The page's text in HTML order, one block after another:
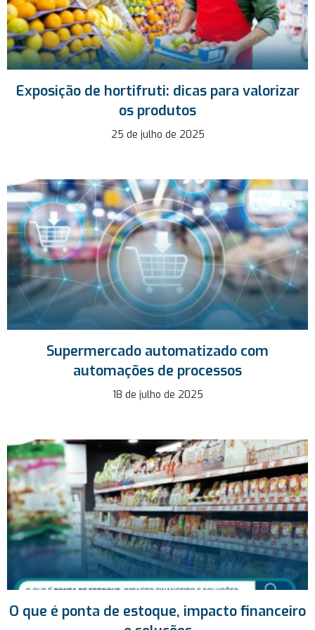
Exposição de hortifruti: dicas para valorizar
os produtos
25 de julho de 2025
Supermercado automatizado com
automações de processos
18 de julho de 2025
O que é ponta de estoque, impacto financeiro